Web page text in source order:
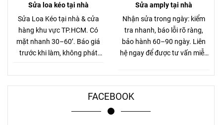
Sửa loa kéo tại nhà
Sửa Loa Kéo tại nhà & cửa
hàng khu vực TP.HCM. Có
mặt nhanh 30–60’. Báo giá
trước khi làm, không phát
Sửa amply tại nhà
Nhận sửa trong ngày: kiểm
tra nhanh, báo lỗi rõ ràng,
bảo hành 60–90 ngày. Liên
hệ ngay để được tư vấn miễn
FACEBOOK